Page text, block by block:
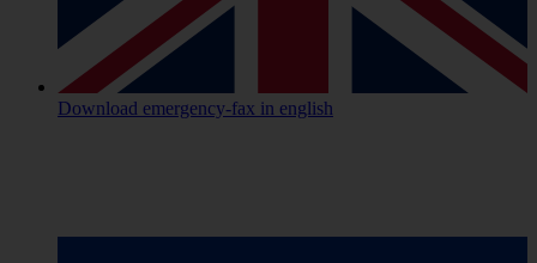
Download emergency-fax in english